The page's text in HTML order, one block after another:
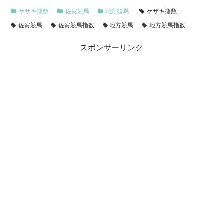
ケザキ指数 佐賀競馬 地方競馬
ケザキ指数
佐賀競馬
佐賀競馬指数 地方競馬 地方競馬指数
スポンサーリンク